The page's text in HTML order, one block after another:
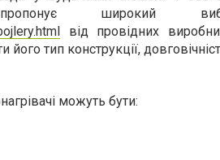
широкий
від провідних
його тип конструкції,
можуть бути: